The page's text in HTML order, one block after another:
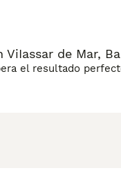
de Mar,
el resultado